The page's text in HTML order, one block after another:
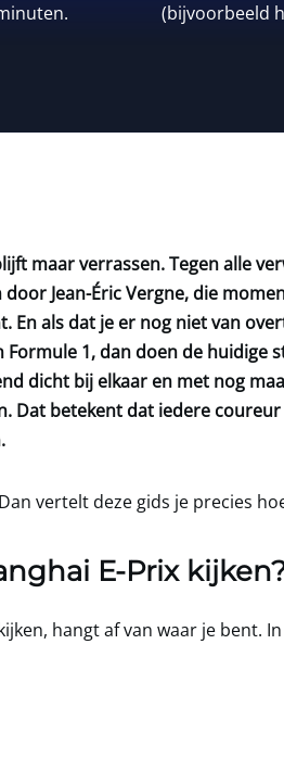
(bijvoorbeeld
maar verrassen. Tegen alle
door Jean-Éric Vergne, die
En als dat je er nog niet van
1, dan doen de huidige
dicht bij elkaar en met nog
Dat betekent dat iedere
vertelt deze gids je precies
E-Prix
hangt af van waar je bent.